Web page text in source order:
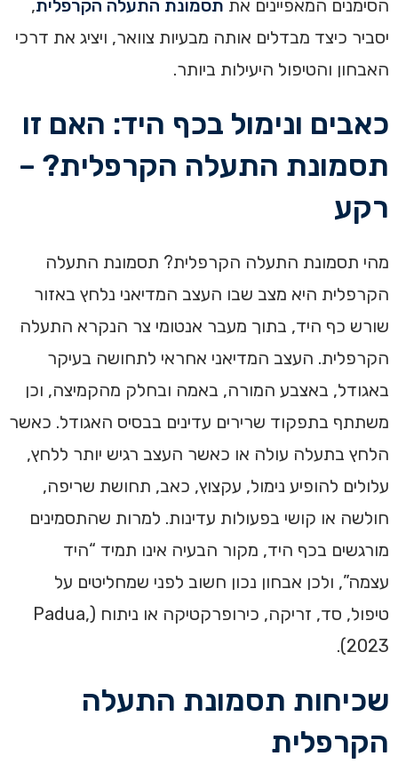
הסימנים המאפיינים את תסמונת התעלה הקרפלית,
יסביר כיצד מבדלים אותה מבעיות צוואר, ויציג את דרכי
האבחון והטיפול היעילות ביותר.
כאבים ונימול בכף היד: האם זו
תסמונת התעלה הקרפלית? –
רקע
מהי תסמונת התעלה הקרפלית? תסמונת התעלה
הקרפלית היא מצב שבו העצב המדיאני נלחץ באזור
שורש כף היד, בתוך מעבר אנטומי צר הנקרא התעלה
הקרפלית. העצב המדיאני אחראי לתחושה בעיקר
באגודל, באצבע המורה, באמה ובחלק מהקמיצה, וכן
משתתף בתפקוד שרירים עדינים בבסיס האגודל. כאשר
הלחץ בתעלה עולה או כאשר העצב רגיש יותר ללחץ,
עלולים להופיע נימול, עקצוץ, כאב, תחושת שריפה,
חולשה או קושי בפעולות עדינות. למרות שהתסמינים
מורגשים בכף היד, מקור הבעיה אינו תמיד “היד
עצמה”, ולכן אבחון נכון חשוב לפני שמחליטים על
טיפול, סד, זריקה, כירופרקטיקה או ניתוח (Padua,
2023).
שכיחות תסמונת התעלה
הקרפלית